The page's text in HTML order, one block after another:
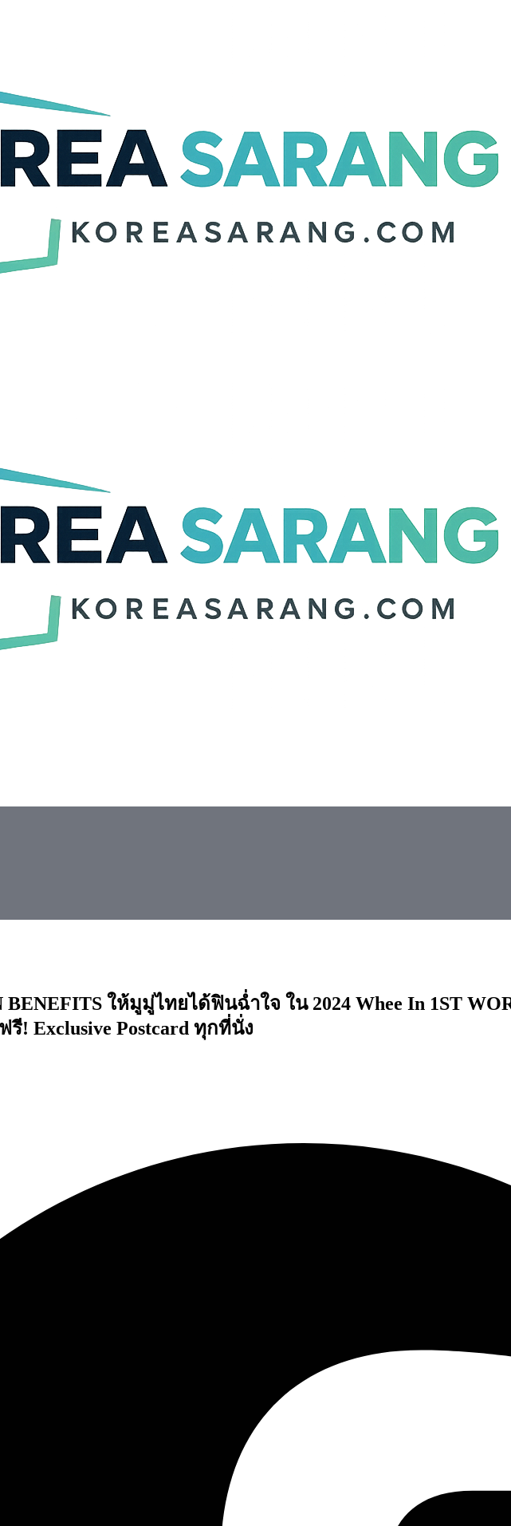
ให้มูมู่ไทยได้ฟินฉ่ำใจ ใน 2024 Whee In 1ST
รี! Exclusive Postcard ทุกที่นั่ง